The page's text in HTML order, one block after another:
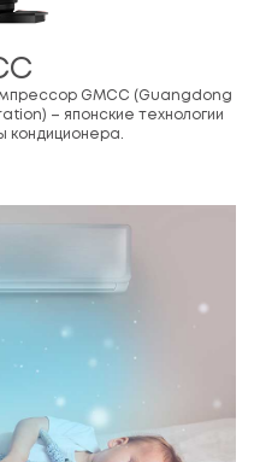
GMCC (Guangdong
– японские технологии
кондиционера.